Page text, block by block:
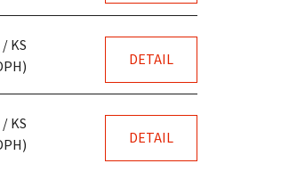
/ KS
DETAIL
/ KS
DETAIL